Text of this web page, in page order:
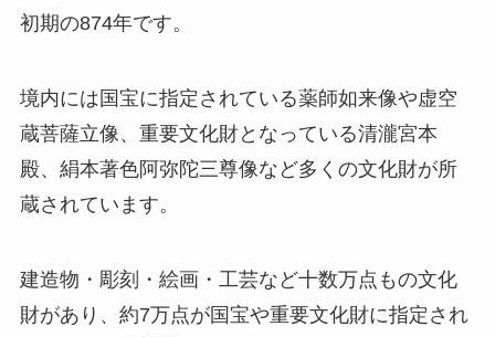
初期の874年です。
境内には国宝に指定されている薬師如来像や虚空
蔵菩薩立像、重要文化財となっている清瀧宮本
殿、絹本著色阿弥陀三尊像など多くの文化財が所
蔵されています。
建造物・彫刻・絵画・工芸など十数万点もの文化
財があり、約7万点が国宝や重要文化財に指定され